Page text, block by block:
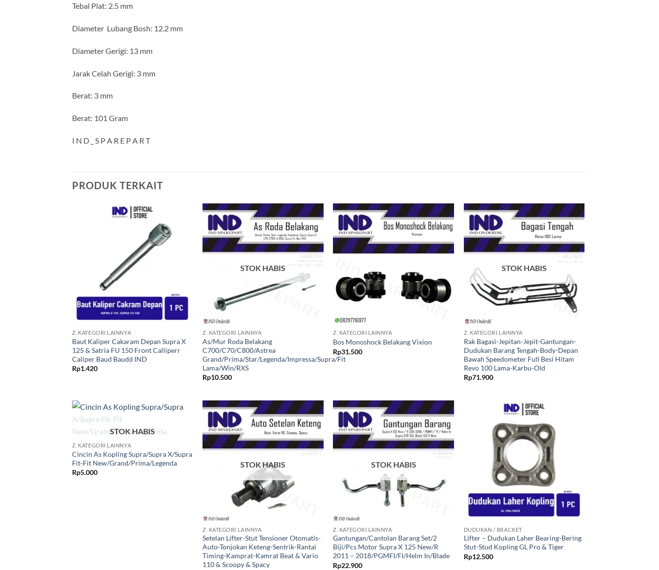
Tebal Plat: 2.5 mm
Diameter Lubang Bosh: 12.2 mm
Diameter Gerigi: 13 mm
Jarak Celah Gerigi: 3 mm
Berat: 3 mm
Berat: 101 Gram
I N D _ S P A R E P A R T
PRODUK TERKAIT
Tambahkan
ke Wishlist
Z. KATEGORI LAINNYA
Baut Kaliper Cakaram Depan Supra X
125 & Satria FU 150 Front Calliperr
Caliper Baud Baudd IND
Rp1.420
Tambahkan
ke Wishlist
STOK HABIS
Z. KATEGORI LAINNYA
As/Mur Roda Belakang
C700/C70/C800/Astrea
Grand/Prima/Star/Legenda/Impressa/Supra/Fit
Lama/Win/RXS
Rp10.500
Tambahkan
ke Wishlist
Z. KATEGORI LAINNYA
Bos Monoshock Belakang Vixion
Rp31.500
Tambahkan
ke Wishlist
STOK HABIS
Z. KATEGORI LAINNYA
Rak Bagasi-Jepitan-Jepit-Gantungan-
Dudukan Barang Tengah-Body-Depan
Bawah Speedometer Full Besi Hitam
Revo 100 Lama-Karbu-Old
Rp71.900
ke Wishlist
STOK HABIS
Z. KATEGORI LAINNYA
Cincin As Kopling Supra/Supra X/Supra
Fit-Fit New/Grand/Prima/Legenda
Rp5.000
Tambahkan
ke Wishlist
STOK HABIS
Z. KATEGORI LAINNYA
Setelan Lifter-Stut Tensioner Otomatis-
Auto-Tonjokan Keteng-Sentrik-Rantai
Timing-Kamprat-Kamrat Beat & Vario
110 & Scoopy & Spacy
Tambahkan
ke Wishlist
STOK HABIS
Z. KATEGORI LAINNYA
Gantungan/Cantolan Barang Set/2
Biji/Pcs Motor Supra X 125 New/R
2011 – 2018/PGMFI/FI/Helm In/Blade
Rp22.900
Tambahkan
ke Wishlist
DUDUKAN / BRACKET
Lifter – Dudukan Laher Bearing-Bering
Stut-Stud Kopling GL Pro & Tiger
Rp12.500